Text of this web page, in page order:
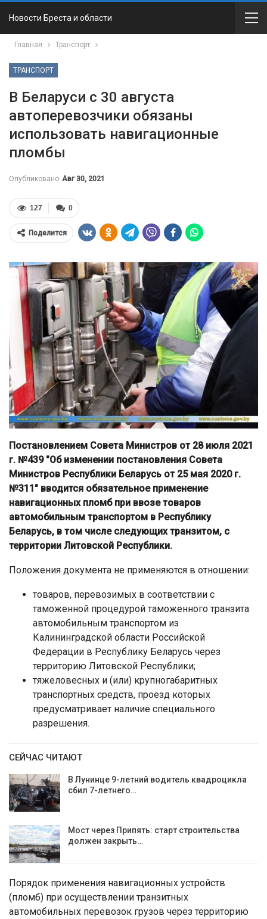
Новости Бреста и области
Главная Транспорт
ТРАНСПОРТ
В Беларуси с 30 августа
автоперевозчики обязаны
использовать навигационные
пломбы
Опубликовано Авг 30, 2021
0
127
Поделится
Постановлением Совета Министров от 28 июля 2021
г. №439 "Об изменении постановления Совета
Министров Республики Беларусь от 25 мая 2020 г.
№311" вводится обязательное применение
навигационных пломб при ввозе товаров
автомобильным транспортом в Республику
Беларусь, в том числе следующих транзитом, с
территории Литовской Республики.
Положения документа не применяются в отношении:
товаров, перевозимых в соответствии с
таможенной процедурой таможенного транзита
автомобильным транспортом из
Калининградской области Российской
Федерации в Республику Беларусь через
территорию Литовской Республики;
тяжеловесных и (или) крупногабаритных
транспортных средств, проезд которых
предусматривает наличие специального
разрешения.
СЕЙЧАС ЧИТАЮТ
В Лунинце 9-летний водитель квадроцикла
сбил 7-летнего…
Мост через Припять: старт строительства
должен закрыть…
Порядок применения навигационных устройств
(пломб) при осуществлении транзитных
автомобильных перевозок грузов через территорию